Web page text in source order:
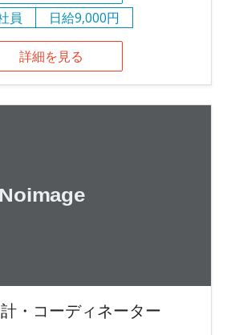
員
日給9,000円
詳細を見る
・コーディネーター